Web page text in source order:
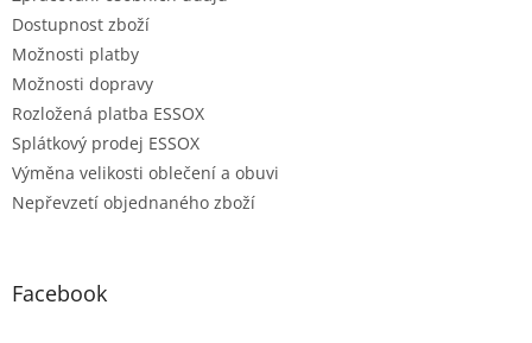
Dostupnost zboží
Možnosti platby
Možnosti dopravy
Rozložená platba ESSOX
Splátkový prodej ESSOX
Výměna velikosti oblečení a obuvi
Nepřevzetí objednaného zboží
Facebook